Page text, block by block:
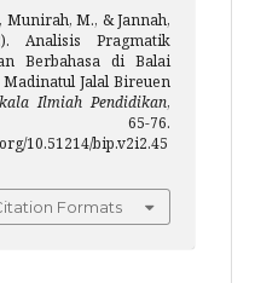
Munirah, M., & Jannah,
Analisis Pragmatik
Berbahasa di Balai
Jalal Bireuen
Ilmiah Pendidikan,
65-76.
10.51214/bip.v2i2.45
Formats